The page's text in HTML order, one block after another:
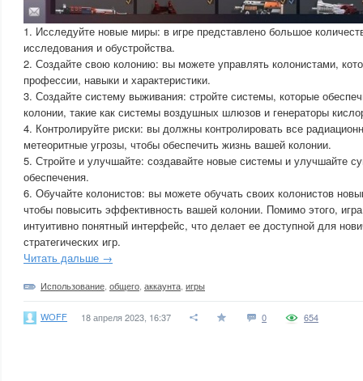
1. Исследуйте новые миры: в игре представлено большое
исследования и обустройства.
2. Создайте свою колонию: вы можете управлять колонистами,
профессии, навыки и характеристики.
3. Создайте систему выживания: стройте системы, которые
колонии, такие как системы воздушных шлюзов и генераторы
4. Контролируйте риски: вы должны контролировать все
метеоритные угрозы, чтобы обеспечить жизнь вашей колонии.
5. Стройте и улучшайте: создавайте новые системы и улучшайте
обеспечения.
6. Обучайте колонистов: вы можете обучать своих колонистов
чтобы повысить эффективность вашей колонии. Помимо этого,
интуитивно понятный интерфейс, что делает ее доступной для
стратегических игр.
Читать дальше →
Использование общего аккаунта игры
WOFF 18 апреля 2023, 16:37 0 654